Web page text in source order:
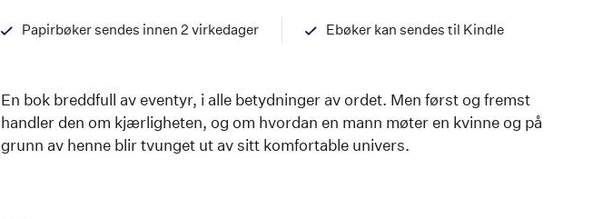
Papirbøker sendes innen 2 virkedager
Ebøker kan sendes til Kindle
En bok breddfull av eventyr, i alle betydninger av ordet. Men først og fremst
handler den om kjærligheten, og om hvordan en mann møter en kvinne og på
grunn av henne blir tvunget ut av sitt komfortable univers.